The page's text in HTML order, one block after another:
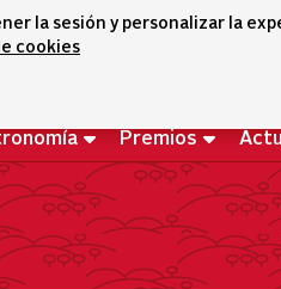
la sesión y personalizar la
cookies
Premios